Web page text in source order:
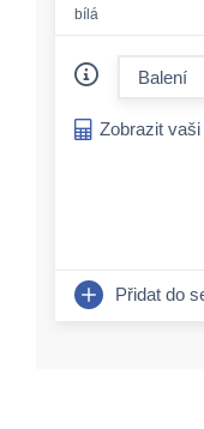
bílá
Zobrazit
Přidat do